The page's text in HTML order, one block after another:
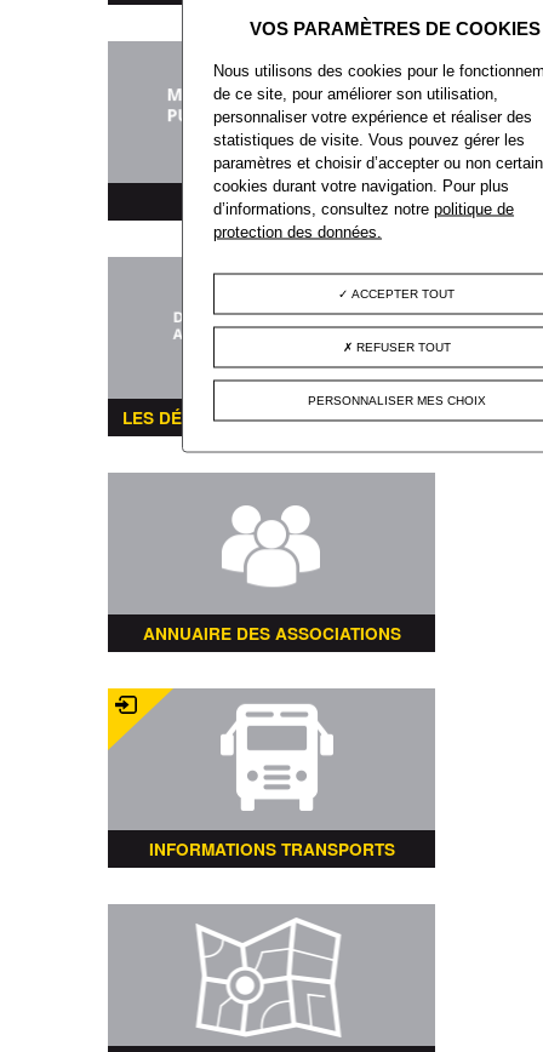
MARCHÉS PUBLICS
LES DÉMARCHES ADMINISTRATIVES
ANNUAIRE DES ASSOCIATIONS
INFORMATIONS TRANSPORTS
Nous utilisons des cookies pour le
de ce site, pour améliorer son utilisation,
personnaliser votre expérience et réaliser des
statistiques de visite. Vous pouvez gérer les
paramètres et choisir d’accepter ou non
cookies durant votre navigation. Pour plus
d’informations, consultez notrepolitique de
protection des données.
ACCEPTER TOUT
REFUSER TOUT
PERSONNALISER MES CHOIX